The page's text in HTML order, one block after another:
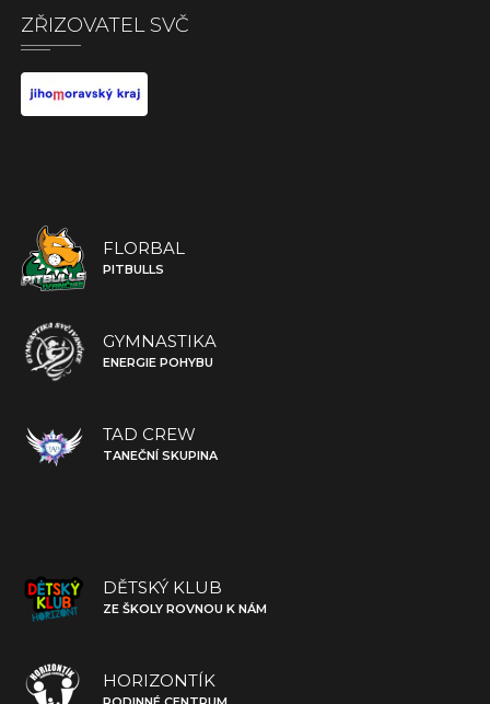
ZŘIZOVATEL SVČ
FLORBAL
PITBULLS
GYMNASTIKA
ENERGIE POHYBU
TAD CREW
TANEČNÍ SKUPINA
DĚTSKÝ KLUB
ZE ŠKOLY ROVNOU K NÁM
HORIZONTÍK